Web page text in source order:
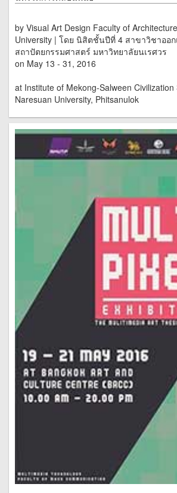
by Visual Art Design Faculty of
University | โดย นิสิตชั้นปีที่ 4 สาขาวิชาอ
สถาปัตยกรรมศาสตร์ มหาวิทยาลัยนเรศวร
on May 13 - 31, 2016
at Institute of Mekong-Salween Civilization
Naresuan University, Phitsanulok